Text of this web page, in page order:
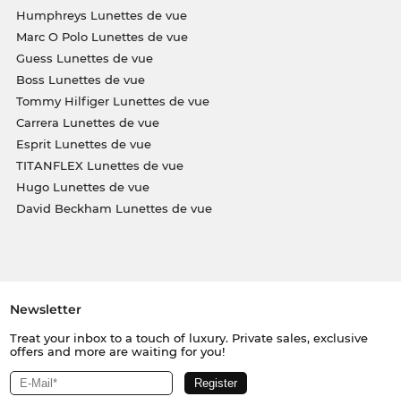
Humphreys Lunettes de vue
Marc O Polo Lunettes de vue
Guess Lunettes de vue
Boss Lunettes de vue
Tommy Hilfiger Lunettes de vue
Carrera Lunettes de vue
Esprit Lunettes de vue
TITANFLEX Lunettes de vue
Hugo Lunettes de vue
David Beckham Lunettes de vue
Newsletter
Treat your inbox to a touch of luxury. Private sales, exclusive
offers and more are waiting for you!